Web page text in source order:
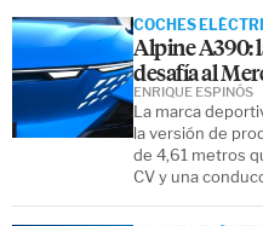
COCHES
Alpine A390:
desafía al
La marca
la versión de
de 4,61 metros
CV y una
ENRIQUE ESPINÓS